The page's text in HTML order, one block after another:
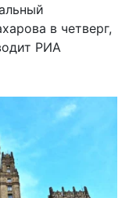
в четверг,
РИА